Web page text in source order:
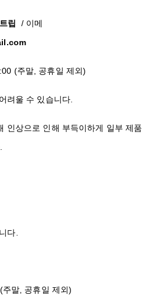
립
/ 이메
(주말, 공휴일 제외)
려울 수 있습니다.
인상으로 인해 부득이하게 일부 제품
다.
주말, 공휴일 제외)